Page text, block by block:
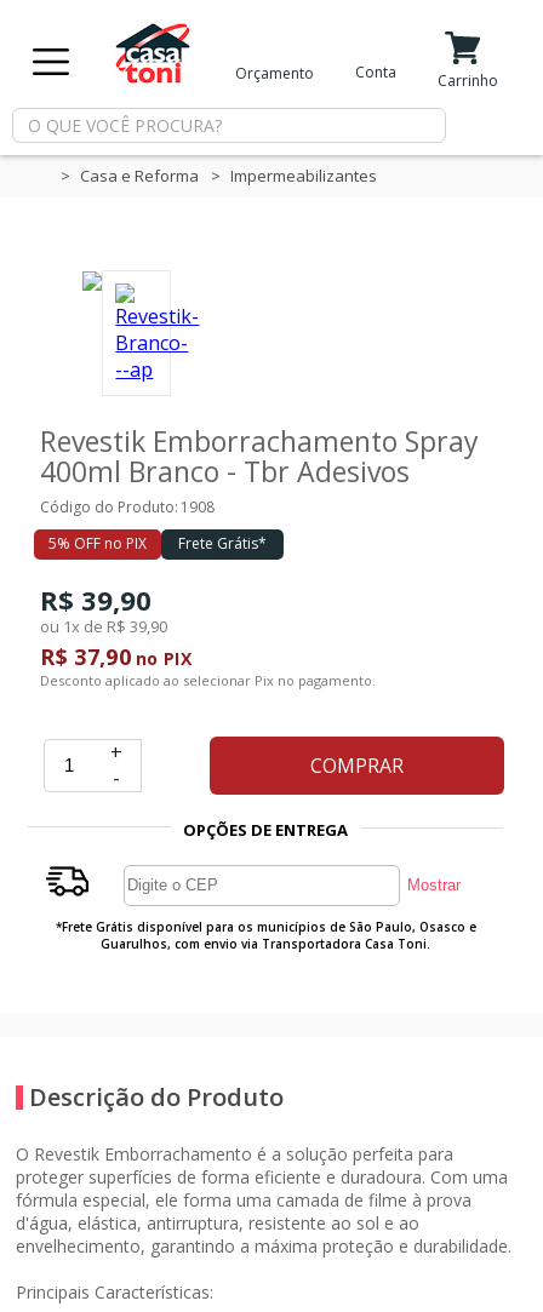
Minha Conta
Meus Favoritos
Departamentos
Limpeza
Piscina
Ferramentas
Marcas
SUPER
PROMOÇÃO
Orçamento Conta Carrinho
Casa e Reforma Impermeabilizantes
Revestik Emborrachamento Spray
400ml Branco - Tbr Adesivos
Código do Produto: 1908
5% OFF no PIX
Frete Grátis*
R$ 39,90
ou 1x de R$ 39,90
R$ 37,90no PIX
Desconto aplicado ao selecionar Pix no pagamento.
+
-
COMPRAR
OPÇÕES DE ENTREGA
*Frete Grátis disponível para os municípios de São Paulo, Osasco e
Guarulhos, com envio via Transportadora Casa Toni.
Descrição do Produto
O Revestik Emborrachamento é a solução perfeita para
proteger superfícies de forma eficiente e duradoura. Com uma
fórmula especial, ele forma uma camada de filme à prova
d'água, elástica, antirruptura, resistente ao sol e ao
envelhecimento, garantindo a máxima proteção e durabilidade.
Principais Características: